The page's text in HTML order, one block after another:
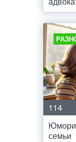
114
семьи